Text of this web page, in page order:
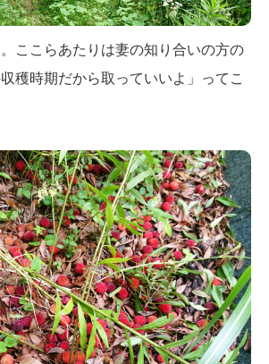
ここらあたりは妻の知り合いの方の
穫時期だから取っていいよ」ってこ